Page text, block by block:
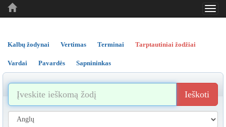
..
..
Kalbų žodynai Vertimas Terminai Tarptautiniai žodžiai
Vardai Pavardės Sapnininkas
Ieškoti